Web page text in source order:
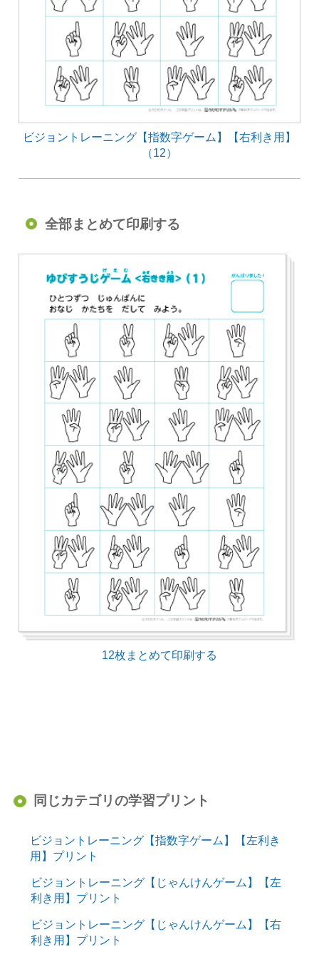
ビジョントレーニング【指数字ゲーム】【右利き用】
（12）
全部まとめて印刷する
12枚まとめて印刷する
同じカテゴリの学習プリント
ビジョントレーニング【指数字ゲーム】【左利き
用】プリント
ビジョントレーニング【じゃんけんゲーム】【左
利き用】プリント
ビジョントレーニング【じゃんけんゲーム】【右
利き用】プリント